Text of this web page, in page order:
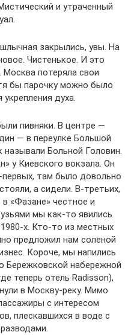
и утраченный
закрылись, увы. На
Чистенькое. И это
потеряла свои
бы парочку можно было
духа.
пивняки. В центре —
— в переулке Большой
называли Больной Головин.
у Киевского вокзала. Он
там было довольно
а сидели. В-третьих,
«Фазане» честное и
мы как-то явились
х. Кто-то из местных
предложил нам соленой
Короче, мы напились
набережной
теперь отель Radisson),
в Москву-реку. Мимо
с интересом
плескавшихся в воде с